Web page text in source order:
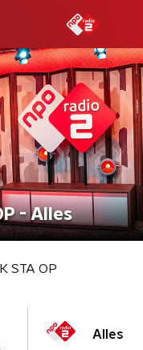
- Alles
IK STA OP
Alles